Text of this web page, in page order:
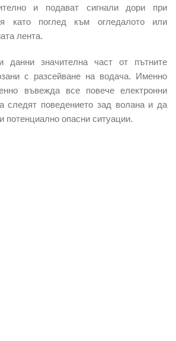
и подават сигнали дори при
като поглед към огледалото или
лента.
данни значителна част от пътните
с разсейване на водача. Именно
въвежда все повече електронни
следят поведението зад волана и да
потенциално опасни ситуации.